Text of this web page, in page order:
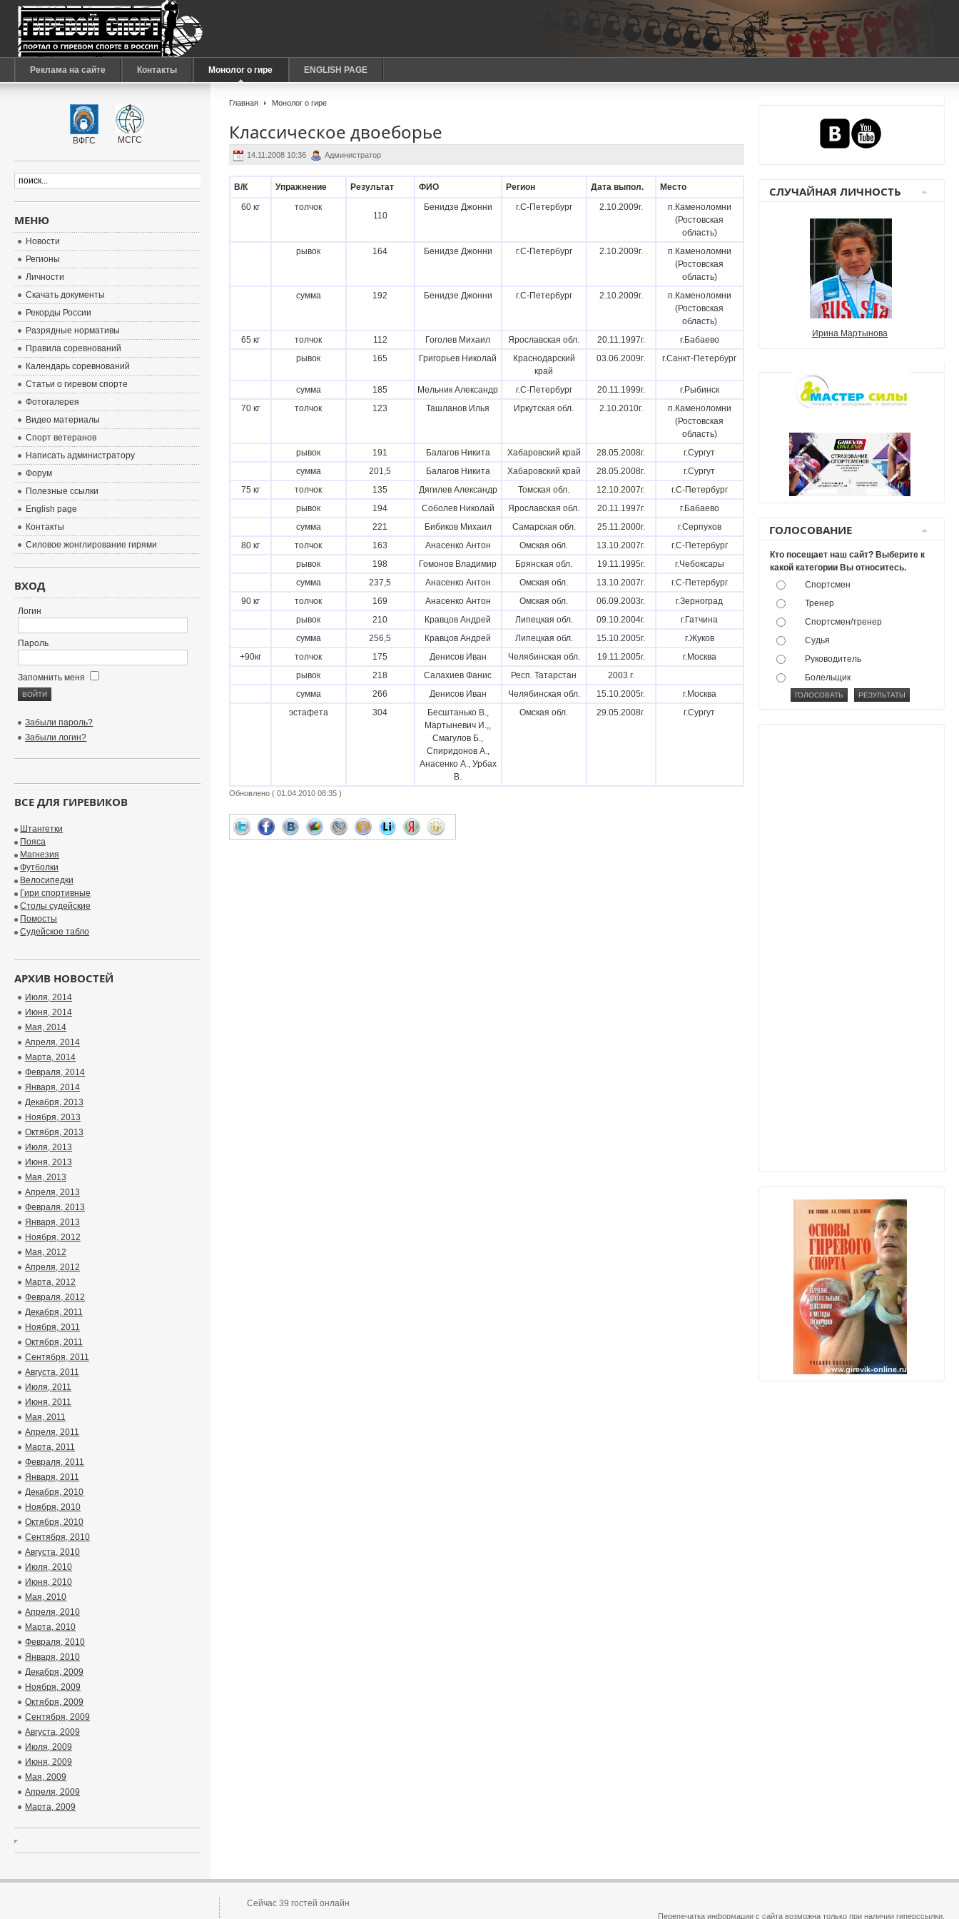
Реклама на сайте Контакты Монолог о гире ENGLISH PAGE
Главная Монолог о гире
Классическое двоеборье
14.11.2008 10:36 Администратор
В/К Упражнение Результат ФИО Регион Дата выпол.
Место
60 кг
толчок
110
Бенидзе Джонни г.С-Петербург 2.10.2009г.
п.Каменоломни
(Ростовская
область)
рывок
164 Бенидзе Джонни г.С-Петербург 2.10.2009г.
п.Каменоломни
(Ростовская
область)
сумма
192 Бенидзе Джонни г.С-Петербург 2.10.2009г.
п.Каменоломни
(Ростовская
область)
65 кг
толчок 112 Гоголев Михаил Ярославская обл. 20.11.1997г.
г.Бабаево
рывок
165 Григорьев Николай
Краснодарский
край
03.06.2009г. г.Санкт-Петербург
сумма 185 Мельник Александр г.С-Петербург 20.11.1999г.
г.Рыбинск
70 кг
толчок 123 Ташланов Илья Иркутская обл. 2.10.2010г.
п.Каменоломни
(Ростовская
область)
рывок
191 Балагов Никита Хабаровский край 28.05.2008г.
г.Сургут
сумма
201,5 Балагов Никита Хабаровский край 28.05.2008г.
г.Сургут
75 кг
толчок 135 Дягилев Александр Томская обл. 12.10.2007г.
г.С-Петербург
рывок
194 Соболев Николай Ярославская обл. 20.11.1997г.
г.Бабаево
сумма
221 Бибиков Михаил Самарская обл. 25.11.2000г.
г.Серпухов
80 кг
толчок 163 Анасенко Антон Омская обл. 13.10.2007г.
г.С-Петербург
рывок
198 Гомонов Владимир Брянская обл. 19.11.1995г.
г.Чебоксары
сумма
237,5 Анасенко Антон Омская обл. 13.10.2007г.
г.С-Петербург
90 кг
толчок 169 Анасенко Антон Омская обл. 06.09.2003г.
г.Зерноград
рывок
210 Кравцов Андрей Липецкая обл. 09.10.2004г.
г.Гатчина
сумма
256,5 Кравцов Андрей Липецкая обл. 15.10.2005г.
г.Жуков
+90кг
толчок 175 Денисов Иван Челябинская обл. 19.11.2005г.
г.Москва
рывок
218 Салахиев Фанис Респ. Татарстан
2003 г.
сумма
266 Денисов Иван Челябинская обл. 15.10.2005г.
г.Москва
эстафета
304
Бесштанько В.,
Мартыневич И.,,
Смагулов Б.,
Спиридонов А.,
Анасенко А., Урбах
В.
Омская обл. 29.05.2008г. г.Сургут
Обновлено ( 01.04.2010 08:35 )
ВФГС МСГС
МЕНЮ
Новости
Регионы
Личности
Скачать документы
Рекорды России
Разрядные нормативы
Правила соревнований
Календарь соревнований
Статьи о гиревом спорте
Фотогалерея
Видео материалы
Спорт ветеранов
Написать администратору
Форум
Полезные ссылки
English page
Контакты
Силовое жонглирование гирями
ВХОД
Логин
Пароль
Запомнить меня
Забыли пароль?
Забыли логин?
ВСЕ ДЛЯ ГИРЕВИКОВ
Штангетки
Пояса
Магнезия
Футболки
Велосипедки
Гири спортивные
Столы судейские
Помосты
Судейское табло
АРХИВ НОВОСТЕЙ
Июля, 2014
Июня, 2014
Мая, 2014
Апреля, 2014
Марта, 2014
Февраля, 2014
Января, 2014
Декабря, 2013
Ноября, 2013
Октября, 2013
Июля, 2013
Июня, 2013
Мая, 2013
Апреля, 2013
Февраля, 2013
Января, 2013
Ноября, 2012
Мая, 2012
Апреля, 2012
Марта, 2012
Февраля, 2012
Декабря, 2011
Ноября, 2011
Октября, 2011
Сентября, 2011
Августа, 2011
Июля, 2011
Июня, 2011
Мая, 2011
Апреля, 2011
Марта, 2011
Февраля, 2011
Января, 2011
Декабря, 2010
Ноября, 2010
Октября, 2010
Сентября, 2010
Августа, 2010
Июля, 2010
Июня, 2010
Мая, 2010
Апреля, 2010
Марта, 2010
Февраля, 2010
Января, 2010
Декабря, 2009
Ноября, 2009
Октября, 2009
Сентября, 2009
Августа, 2009
Июля, 2009
Июня, 2009
Мая, 2009
Апреля, 2009
Марта, 2009
СЛУЧАЙНАЯ ЛИЧНОСТЬ
Ирина Мартынова
ГОЛОСОВАНИЕ
Кто посещает наш сайт? Выберите к
какой категории Вы относитесь.
Спортсмен
Тренер
Спортсмен/тренер
Судья
Руководитель
Болельщик
Сейчас 39 гостей онлайн
Перепечатка информации с сайта возможна только при наличии гиперссылки.